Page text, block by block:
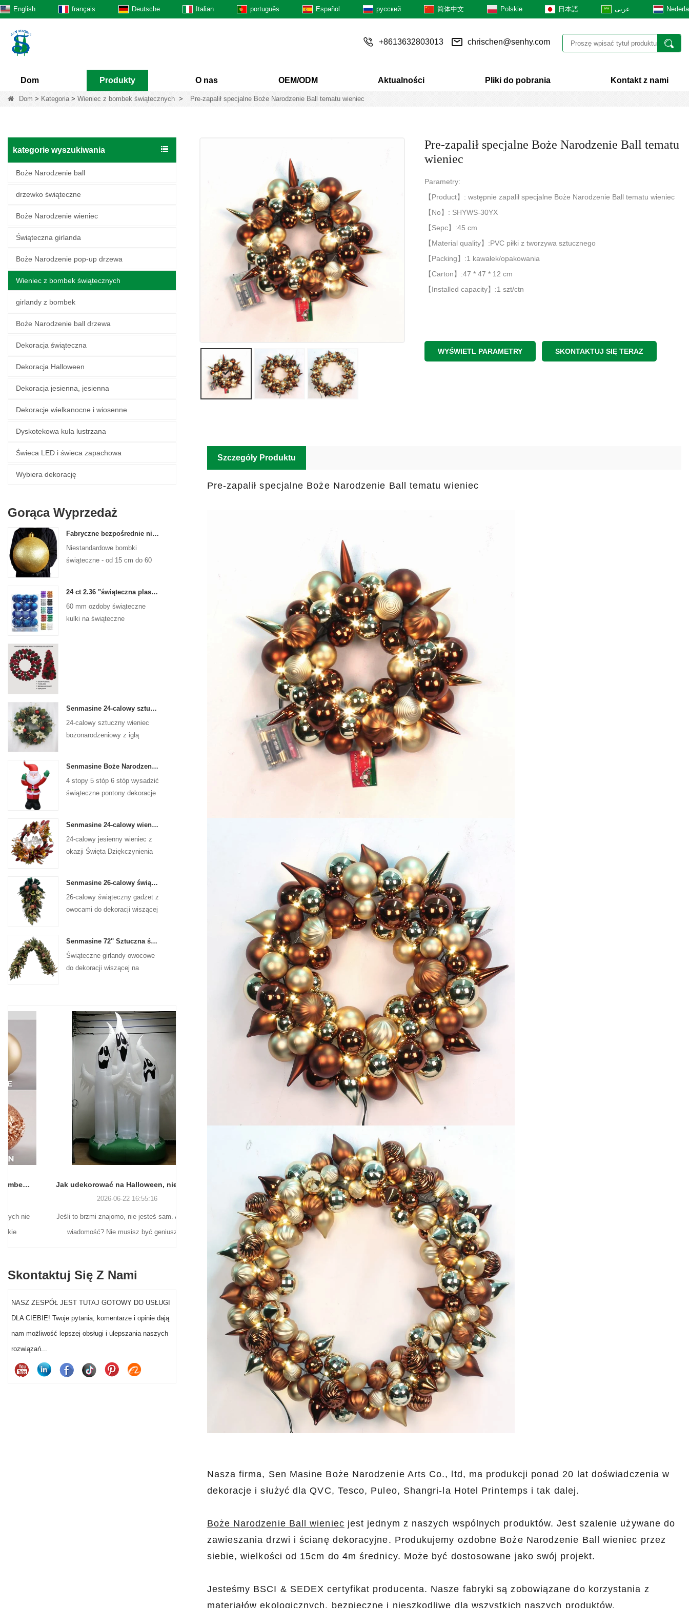
English français Deutsche Italian português Español русский 简体中文 Polskie 日本語 عربى
+8613632803013 chrischen@senhy.com
Dom Produkty O nas OEM/ODM Aktualności Pliki do pobrania Kontakt z nami
Dom > Kategoria> Wieniec z bombek świątecznych > Pre-zapalił specjalne Boże Narodzenie Ball tematu wieniec
kategorie wyszukiwania
Boże Narodzenie ball
drzewko świąteczne
Boże Narodzenie wieniec
Świąteczna girlanda
Boże Narodzenie pop-up drzewa
Wieniec z bombek świątecznych
girlandy z bombek
Boże Narodzenie ball drzewa
Dekoracja świąteczna
Dekoracja Halloween
Dekoracja jesienna, jesienna
Dekoracje wielkanocne i wiosenne
Dyskotekowa kula lustrzana
Świeca LED i świeca zapachowa
Wybiera dekorację
Gorąca Wyprzedaż
Fabryczne bezpośrednie niestandardowe kulki świąteczne duże ozdoby duże bombki 15 cm - 60 cm kulki logo Xmas
Niestandardowe bombki
świąteczne - od 15 cm do 60
24 ct 2.36 "świąteczna plastikowa kulka do wiszących ozdób ozdoby Xmas Shattproof Balls
60 mm ozdoby świąteczne
kulki na świąteczne
Senmasine 24-calowy sztuczny wieniec bożonarodzeniowy z igłą sosnową poinsecja szyszki czerwona kula złota gałąź jagód
24-calowy sztuczny wieniec
bożonarodzeniowy z igłą
Senmasine Boże Narodzenie Święty Mikołaj Nadmuchiwane Wysadzane Xmas Dmuchane Dekoracje Wakacje Zima Wewnątrz Na Zewnątrz
4 stopy 5 stóp 6 stóp wysadzić
świąteczne pontony dekoracje
święty mikołaj nadmuchiwane
Senmasine 24-calowy wieniec z okazji Święta Dziękczynienia ze znakiem powitalnym Jesienne liście do zbiorów Słonecznik Wzór dyni Kokarda
24-calowy jesienny wieniec z
okazji Święta Dziękczynienia
Senmasine 26-calowy świąteczny gadżet owocowy ze wstążką i kokardkami Sztuczne liście gałęzi PCV
26-calowy świąteczny gadżet z
owocami do dekoracji wiszącej
Senmasine 72'' Sztuczna świąteczna girlanda owocowa do wiszącej dekoracji kominka na schodach
Świąteczne girlandy owocowe
do dekoracji wiszącej na
Jak udekorować na Halloween, nie tracąc zmysłów (ani weekendu)
2026-06-22 16:55:16
Jeśli to brzmi znajomo, nie jesteś sam. A dobra
wiadomość? Nie musisz być geniuszem
naprawdę wyróżniały się w tym roku.
Flokowany Mikołaj vs Mikołaj z formy rozdmuchowej Mikołaj kontra nadmuchiwany Mikołaj: kompletny przewodnik dla kupujących na rok 2026
2026-06-18 17:18:38
Wielu nabywców świątecznych powraca do
nostalgicznych ozdób bożonarodzeniowych,
wciąż poszukując praktycznych rozwiązań do
ekspozycji zewnętrznych. Od klasycznych
Mikołajów z rozdmuchem po miękkie w dotyku
flokowane figurki i gigantyczne nadmuchiwane
wystawy – każdy styl służy innemu
segmentowi klientów. Wybór odpowiedniej
dekoracji Mikołaja może znacząco wpłynąć na
sprzedaż świąteczną i satysfakcję
konsumentów.
2026-05-22 15:37:50
Skontaktuj Się Z Nami
NASZ ZESPÓŁ JEST TUTAJ GOTOWY DO USŁUGI
DLA CIEBIE! Twoje pytania, komentarze i opinie dają
nam możliwość lepszej obsługi i ulepszania naszych
rozwiązań...
Pre-zapalił specjalne Boże Narodzenie Ball tematu
wieniec
Parametry:
【Product】: wstępnie zapalił specjalne Boże Narodzenie Ball tematu wieniec
【No】: SHYWS-30YX
【Sepc】:45 cm
【Material quality】:PVC piłki z tworzywa sztucznego
【Packing】:1 kawałek/opakowania
【Carton】:47 * 47 * 12 cm
【Installed capacity】:1 szt/ctn
WYŚWIETL PARAMETRY SKONTAKTUJ SIĘ TERAZ
Szczegóły Produktu
Pre-zapalił specjalne Boże Narodzenie Ball tematu wieniec
Nasza firma, Sen Masine Boże Narodzenie Arts Co., ltd, ma produkcji ponad 20 lat doświadczenia w
dekoracje i służyć dla QVC, Tesco, Puleo, Shangri-la Hotel Printemps i tak dalej.
Boże Narodzenie Ball wieniec jest jednym z naszych wspólnych produktów. Jest szalenie używane do
zawieszania drzwi i ścianę dekoracyjne. Produkujemy ozdobne Boże Narodzenie Ball wieniec przez
siebie, wielkości od 15cm do 4m średnicy. Może być dostosowane jako swój projekt.
Jesteśmy BSCI & SEDEX certyfikat producenta. Nasze fabryki są zobowiązane do korzystania z
materiałów ekologicznych, bezpieczne i nieszkodliwe dla wszystkich naszych produktów.